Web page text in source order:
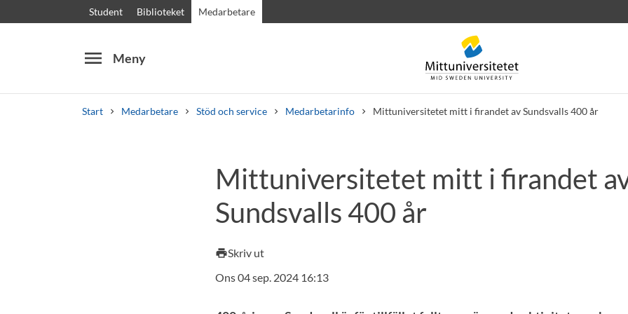
Student Biblioteket Medarbetare
menu Meny
Start Medarbetare Stöd och service Medarbetarinfo Mittuniversitetet mitt i firandet av Sundsvalls 400 år
KursplanerVälkomstbrevPersonalLediga jobb
Mittuniversitetet mitt i firandet
Sundsvalls 400 år
printSkriv ut
Ons 04 sep. 2024 16:13